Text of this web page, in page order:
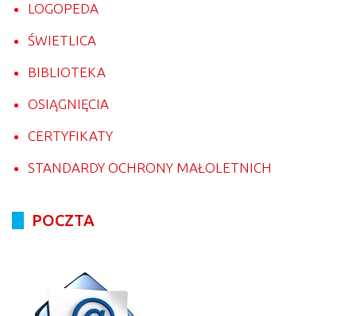
LOGOPEDA
ŚWIETLICA
BIBLIOTEKA
OSIĄGNIĘCIA
CERTYFIKATY
STANDARDY OCHRONY MAŁOLETNICH
POCZTA